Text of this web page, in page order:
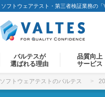
ソフトウェアテスト・第三者検証業務の「
バルテスが
選ばれる理由
品質向上
サービス
ソフトウェアテストのバルテス